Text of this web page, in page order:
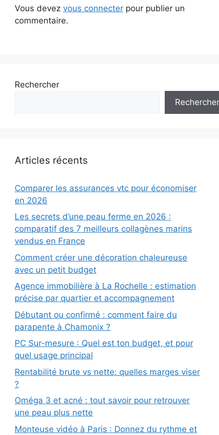
Vous devez vous connecter pour publier un
commentaire.
Rechercher
Rechercher
Articles récents
Comparer les assurances vtc pour économiser
en 2026
Les secrets d’une peau ferme en 2026 :
comparatif des 7 meilleurs collagènes marins
vendus en France
Comment créer une décoration chaleureuse
avec un petit budget
Agence immobilière à La Rochelle : estimation
précise par quartier et accompagnement
Débutant ou confirmé : comment faire du
parapente à Chamonix ?
PC Sur-mesure : Quel est ton budget, et pour
quel usage principal
Rentabilité brute vs nette: quelles marges viser
?
Oméga 3 et acné : tout savoir pour retrouver
une peau plus nette
Monteuse vidéo à Paris : Donnez du rythme et